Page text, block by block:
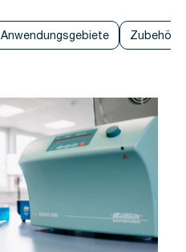
Anwendungsgebiete Zubehör